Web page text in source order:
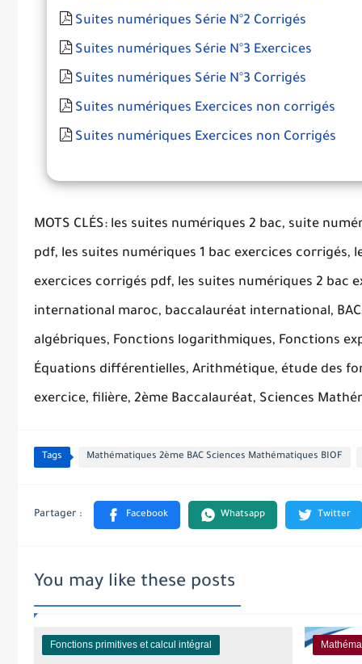
Suites numériques Série N°2 Corrigés
Suites numériques Série N°3 Exercices
Suites numériques Série N°3 Corrigés
Suites numériques Exercices non corrigés
Suites numériques Exercices non Corrigés
MOTS CLÉS: les suites numériques 2 bac, suite
pdf, les suites numériques 1 bac exercices corrigés,
exercices corrigés pdf, les suites numériques 2 bac
international maroc, baccalauréat international,
algébriques, Fonctions logarithmiques, Fonctions
Équations différentielles, Arithmétique, étude des
exercice, filière, 2ème Baccalauréat, Sciences
Tags Mathématiques 2ème BAC Sciences Mathématiques BIOF
You may like these posts
Fonctions primitives et calcul intégral